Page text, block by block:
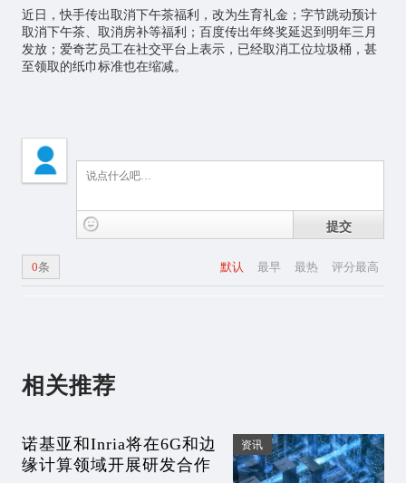
近日，快手传出取消下午茶福利，改为生育礼金；字节跳动预计
取消下午茶、取消房补等福利；百度传出年终奖延迟到明年三月
发放；爱奇艺员工在社交平台上表示，已经取消工位垃圾桶，甚
至领取的纸巾标准也在缩减。
提交
默认 最早 最热 评分最高
0条
相关推荐
诺基亚和Inria将在6G和边
缘计算领域开展研发合作
资讯